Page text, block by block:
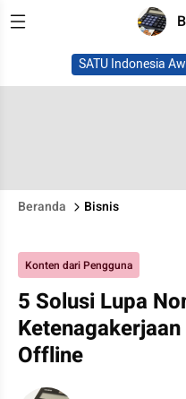
SATU Indonesia
Beranda Bisnis
Konten dari Pengguna
5 Solusi Lupa
Offline